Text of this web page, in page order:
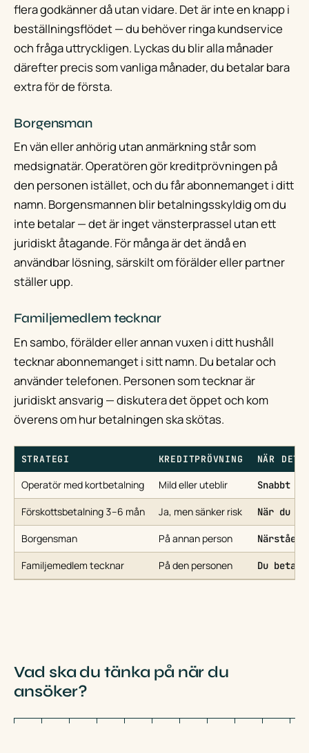
flera godkänner då utan vidare. Det är inte en knapp i
beställningsflödet — du behöver ringa kundservice
och fråga uttryckligen. Lyckas du blir alla månader
därefter precis som vanliga månader, du betalar bara
extra för de första.
Borgensman
En vän eller anhörig utan anmärkning står som
medsignatär. Operatören gör kreditprövningen på
den personen istället, och du får abonnemanget i ditt
namn. Borgensmannen blir betalningsskyldig om du
inte betalar — det är inget vänsterprassel utan ett
juridiskt åtagande. För många är det ändå en
användbar lösning, särskilt om förälder eller partner
ställer upp.
Familjemedlem tecknar
En sambo, förälder eller annan vuxen i ditt hushåll
tecknar abonnemanget i sitt namn. Du betalar och
använder telefonen. Personen som tecknar är
juridiskt ansvarig — diskutera det öppet och kom
överens om hur betalningen ska skötas.
STRATEGI KREDITPRÖVNING NÄR DET
Operatör med kortbetalning Mild eller uteblir Snabbt
Förskottsbetalning 3–6 mån Ja, men sänker risk När du
Borgensman På annan person
Familjemedlem tecknar På den personen Du
Vad ska du tänka på när du
ansöker?